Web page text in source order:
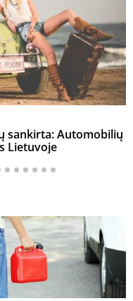
sankirta: Automobilių
Lietuvoje